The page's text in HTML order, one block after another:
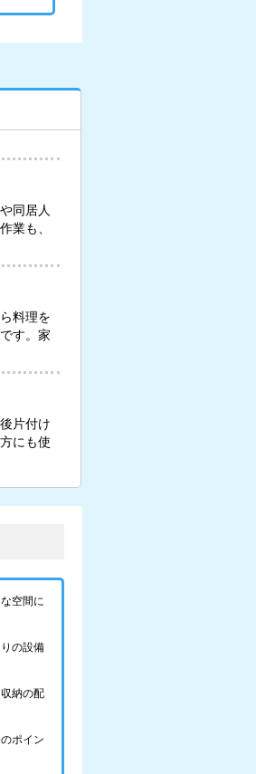
同居人
業も、
料理を
す。家
片付け
にも使
空間に
の設備
納の配
ポイン